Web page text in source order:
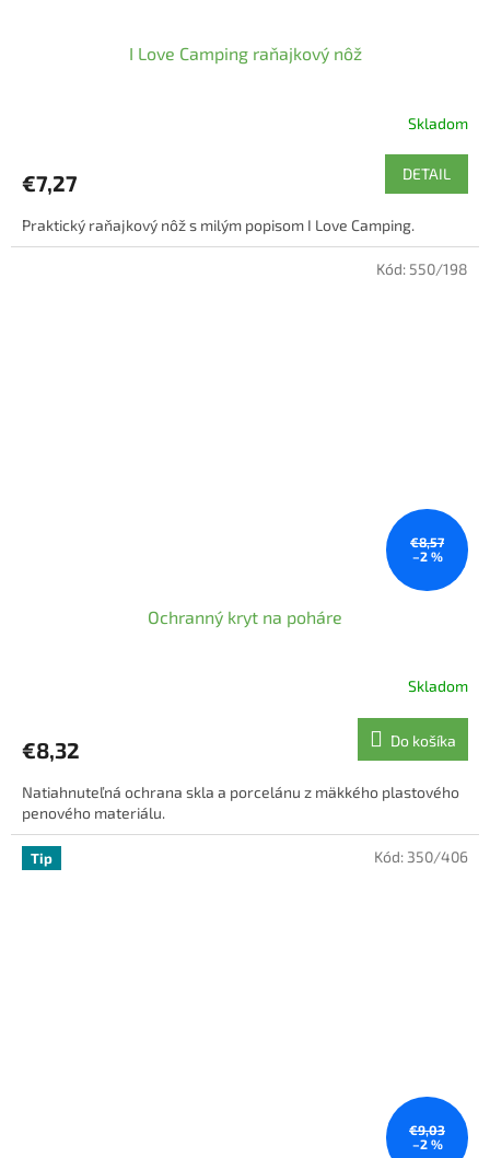
I Love Camping raňajkový nôž
Skladom
€7,27 DETAIL
Praktický raňajkový nôž s milým popisom I Love Camping.
€8,57
–2 %
Ochranný kryt na poháre
Skladom
€8,32 Do košíka
Natiahnuteľná ochrana skla a porcelánu z mäkkého plastového
penového materiálu.
Kód: 550/198
Tip
€9,03
–2 %
Kód: 350/406